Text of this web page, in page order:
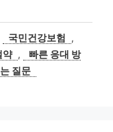
국민건강보험
,
약 ,
빠른 응대 방
질문